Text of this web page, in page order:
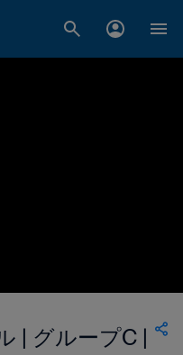
| グループC |